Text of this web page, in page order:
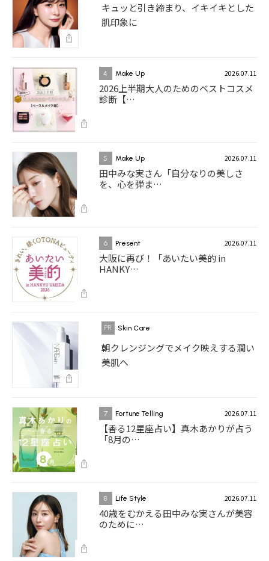
キュッと引き締まり、イキイキとした
肌印象に
4 Make Up 2026.07.11
2026上半期大人のためのベストコスメ
診断【…
5 Make Up 2026.07.11
田中みな実さん「自分なりの美しさ
を、心を弾ま…
6 Present 2026.07.11
大阪に再び！「あいたい美的 in
HANKY…
Skin Care
朝クレンジングでメイク映えする潤い
美肌へ
7 Fortune Telling 2026.07.11
【香る12星座占い】真木あかりが占う
「8月の…
8 Life Style 2026.07.11
40歳をむかえる田中みな実さんが美容
のために…